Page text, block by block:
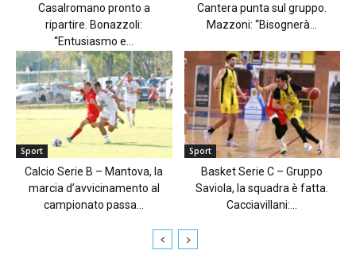
Casalromano pronto a
ripartire. Bonazzoli:
“Entusiasmo e...
Cantera punta sul gruppo.
Mazzoni: “Bisognerà...
Sport
Calcio Serie B – Mantova, la
marcia d’avvicinamento al
campionato passa...
Sport
Basket Serie C – Gruppo
Saviola, la squadra è fatta.
Cacciavillani:...